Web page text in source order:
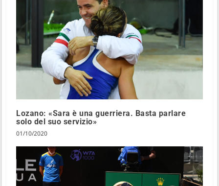
Lozano: «Sara è una guerriera. Basta parlare
solo del suo servizio»
01/10/2020